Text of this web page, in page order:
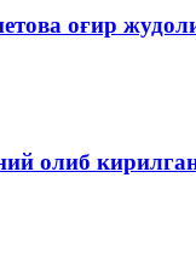
оғир
олиб